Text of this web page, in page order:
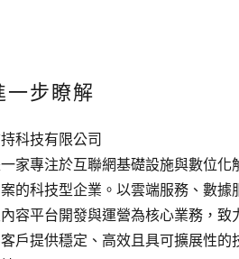
一步瞭解
科技有限公司
家專注於互聯網基礎設施與數位化
的科技型企業。以雲端服務、數據
容平台開發與運營為核心業務，致
戶提供穩定、高效且具可擴展性的